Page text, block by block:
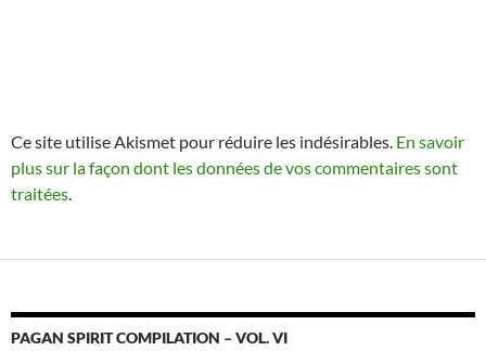
Ce site utilise Akismet pour réduire les indésirables. En savoir
plus sur la façon dont les données de vos commentaires sont
traitées.
PAGAN SPIRIT COMPILATION – VOL. VI